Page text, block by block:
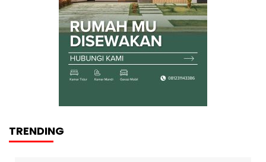
TRENDING